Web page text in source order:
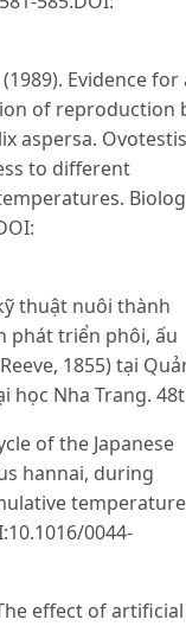
Evidence for
of reproduction
aspersa. Ovotestis
to different
thuật nuôi thành
phát triển phôi, ấu
1855) tại
học Nha Trang.
of the Japanese
hannai, during
0044-
effect of artificial